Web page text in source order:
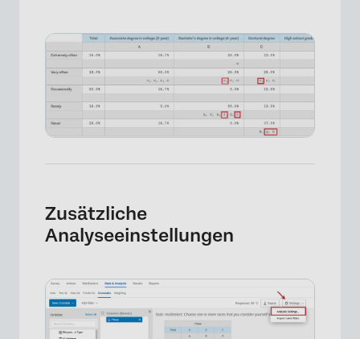
Zusätzliche
Analyseeinstellungen